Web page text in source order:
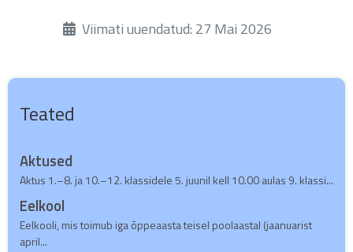
ÜksikasjadViimati uuendatud: 27 Mai 2026
Teated
Aktused
Aktus 1.–8. ja 10.–12. klassidele 5. juunil kell 10.00 aulas 9. klassi...
Eelkool
Eelkooli, mis toimub iga õppeaasta teisel poolaastal (jaanuarist
april...